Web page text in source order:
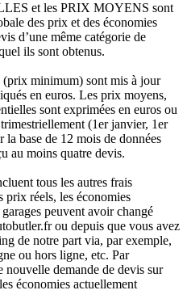
et les PRIX MOYENS sont
des prix et des économies
d’une même catégorie de
ils sont obtenus.
minimum) sont mis à jour
en euros. Les prix moyens,
sont exprimées en euros ou
(1er janvier, 1er
base de 12 mois de données
au moins quatre devis.
tous les autres frais
prix réels, les économies
peuvent avoir changé
ou depuis que vous avez
de notre part via, par exemple,
ou hors ligne, etc. Par
nouvelle demande de devis sur
économies actuellement